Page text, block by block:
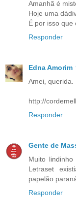
Amanhã é
Hoje uma
É por isso
Responder
Edna Amorim
Amei, querida.
http://
Responder
Gente de
Muito
Letraset
papelão
Responder